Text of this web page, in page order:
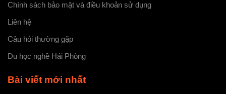
Chính sách bảo mật và điều khoản sử dụng
Liên hệ
Câu hỏi thường gặp
Du học nghề Hải Phòng
Bài viết mới nhất